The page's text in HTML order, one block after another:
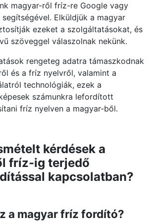
magyar-ről fríz-re Google vagy
Elküldjük a magyar
ezeket a szolgáltatásokat, és
szöveggel válaszolnak nekünk.
rengeteg adatra támaszkodnak
és a fríz nyelvről, valamint a
technológiák, ezek a
számunkra lefordított
fríz nyelven a magyar-ből.
kérdések a
fríz-ig terjedő
kapcsolatban?
a magyar fríz fordító?